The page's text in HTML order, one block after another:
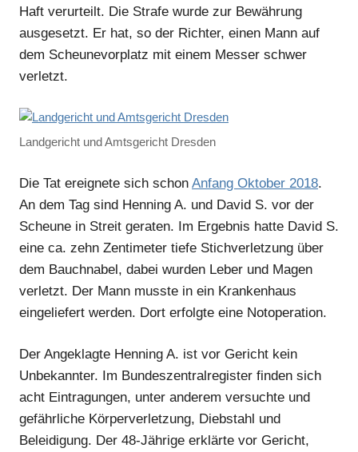
Haft verurteilt. Die Strafe wurde zur Bewährung
ausgesetzt. Er hat, so der Richter, einen Mann auf
dem Scheunevorplatz mit einem Messer schwer
verletzt.
Landgericht und Amtsgericht Dresden
Die Tat ereignete sich schon Anfang Oktober 2018.
An dem Tag sind Henning A. und David S. vor der
Scheune in Streit geraten. Im Ergebnis hatte David S.
eine ca. zehn Zentimeter tiefe Stichverletzung über
dem Bauchnabel, dabei wurden Leber und Magen
verletzt. Der Mann musste in ein Krankenhaus
eingeliefert werden. Dort erfolgte eine Notoperation.
Der Angeklagte Henning A. ist vor Gericht kein
Unbekannter. Im Bundeszentralregister finden sich
acht Eintragungen, unter anderem versuchte und
gefährliche Körperverletzung, Diebstahl und
Beleidigung. Der 48-Jährige erklärte vor Gericht,